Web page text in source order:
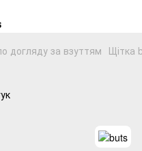
догляду за взуттям Щітка